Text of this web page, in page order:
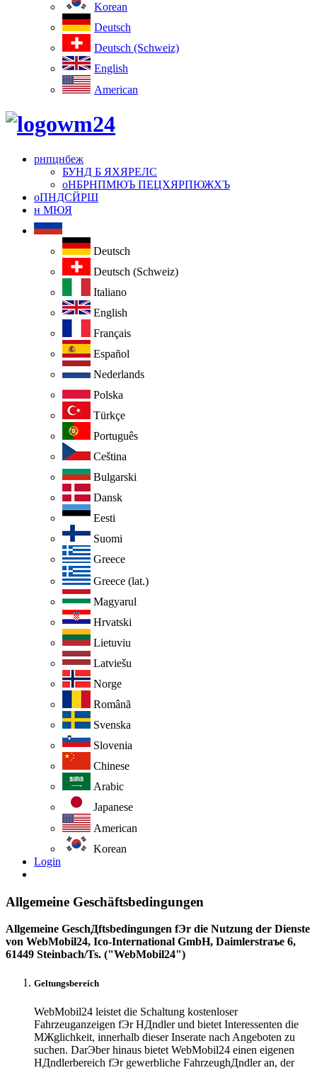
Korean
Deutsch
Deutsch (Schweiz)
English
American
рнпцнбеж
БУНД Б ЯХЯРЕЛС
оНБРНПМЮЪ ПЕЦХЯРПЮЖХЪ
оПНДСЙРШ
н МЮЯ
Deutsch
Deutsch (Schweiz)
Italiano
English
Français
Español
Nederlands
Polska
Türkçe
Português
Ceština
Bulgarski
Dansk
Eesti
Suomi
Greece
Greece (lat.)
Magyarul
Hrvatski
Lietuviu
Latviešu
Norge
Românã
Svenska
Slovenia
Chinese
Arabic
Japanese
American
Korean
Login
Allgemeine Geschäftsbedingungen
Allgemeine GeschДftsbedingungen fЭr die Nutzung der Dienste
von WebMobil24, Ico-International GmbH, Daimlerstraъe 6,
61449 Steinbach/Ts. ("WebMobil24")
Geltungsbereich
WebMobil24 leistet die Schaltung kostenloser
Fahrzeuganzeigen fЭr HДndler und bietet Interessenten die
MЖglichkeit, innerhalb dieser Inserate nach Angeboten zu
suchen. DarЭber hinaus bietet WebMobil24 einen eigenen
HДndlerbereich fЭr gewerbliche FahrzeughДndler an, der